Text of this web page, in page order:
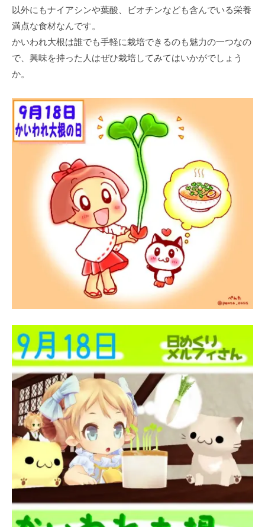
以外にもナイアシンや葉酸、ビオチンなども含んでいる栄養
満点な食材なんです。
かいわれ大根は誰でも手軽に栽培できるのも魅力の一つなの
で、興味を持った人はぜひ栽培してみてはいかがでしょう
か。